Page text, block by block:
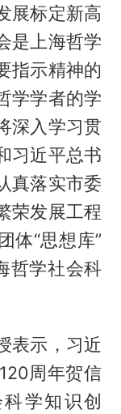
展标定新高
是上海哲学
指示精神的
学学者的学
深入学习贯
习近平总书
真落实市委
荣发展工程
体“思想库”
哲学社会科
表示，习近
周年贺信
学知识创